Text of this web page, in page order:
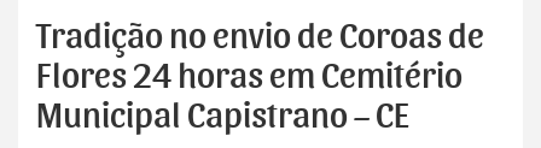
Tradição no envio de Coroas de
Flores 24 horas em Cemitério
Municipal Capistrano – CE